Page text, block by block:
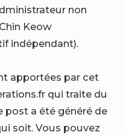
non
Keow
indépendant).
apportées par cet
qui traite du
post a été généré de
soit. Vous pouvez